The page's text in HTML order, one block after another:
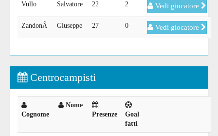
Vullo Salvatore 22 2 Vedi giocatore
ZandonÃ Giuseppe 27 0 Vedi giocatore
Centrocampisti
Cognome
Nome
Presenze
Goal
fatti